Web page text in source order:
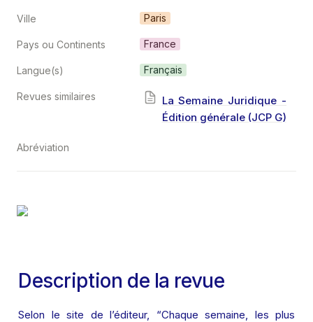
Ville Paris
Pays ou Continents France
Langue(s) Français
Revues similaires
La Semaine Juridique -
Édition générale (JCP G)
Abréviation
Description de la revue
Selon le site de l’éditeur, “Chaque semaine, les plus